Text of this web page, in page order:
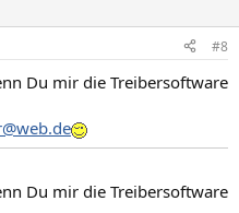
#8
Du mir die Treibersoftware
Du mir die Treibersoftware